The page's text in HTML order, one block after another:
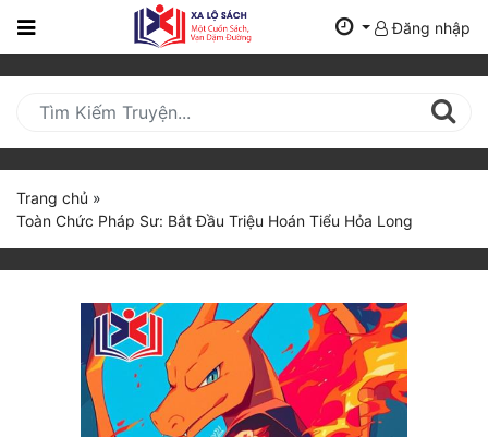
Trang
Mới
Cập
Nhật
(current)
Truyện Mới Ra
Đăng nhập
Trang chủ »
Toàn Chức Pháp Sư: Bắt Đầu Triệu Hoán Tiểu Hỏa Long